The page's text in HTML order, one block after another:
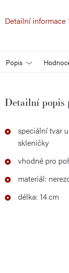
Detailní informace
Popis
Detailní popis
speciální tvar
skleničky
vhodné pro
materiál:
délka: 14 cm